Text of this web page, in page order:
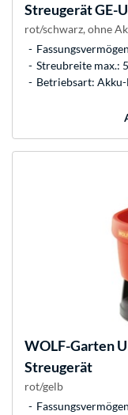
Streugerät GE-
rot/schwarz, ohne
Streubreite max.:
Betriebsart:
WOLF-Garten
Streugerät
rot/gelb